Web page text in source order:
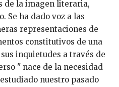
de la imagen literaria,
Se ha dado voz a las
representaciones de
constitutivos de una
inquietudes a través de
" nace de la necesidad
nuestro pasado